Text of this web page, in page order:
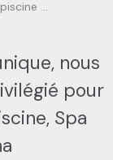
…
nous
pour
Spa